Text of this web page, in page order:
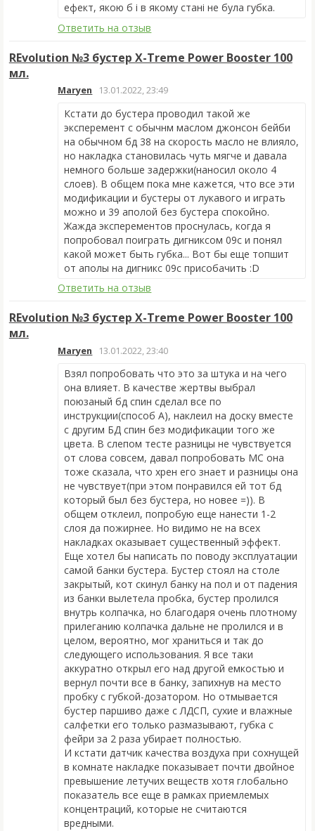
ефект, якою б і в якому стані не була губка.
Ответить на отзыв
REvolution №3 бустер X-Treme Power Booster 100
мл.
Maryen 13.01.2022, 23:49
Кстати до бустера проводил такой же
эксперемент с обычнм маслом джонсон бейби
на обычном бд 38 на скорость масло не влияло,
но накладка становилась чуть мягче и давала
немного больше задержки(наносил около 4
слоев). В общем пока мне кажется, что все эти
модификации и бустеры от лукавого и играть
можно и 39 аполой без бустера спокойно.
Жажда эксперементов проснулась, когда я
попробовал поиграть дигниксом 09с и понял
какой может быть губка... Вот бы еще топшит
от аполы на дигникс 09с присобачить :D
Ответить на отзыв
REvolution №3 бустер X-Treme Power Booster 100
мл.
Maryen 13.01.2022, 23:40
Взял попробовать что это за штука и на чего
она влияет. В качестве жертвы выбрал
поюзаный бд спин сделал все по
инструкции(способ А), наклеил на доску вместе
с другим БД спин без модификации того же
цвета. В слепом тесте разницы не чувствуется
от слова совсем, давал попробовать МСона
тоже сказала, что хрен его знает и разницы она
не чувствует(при этом понравился ей тот бд
который был без бустера, но новее =)). В
общем отклеил, попробую еще нанести 1-2
слоя да пожирнее. Но видимо не на всех
накладках оказывает существенный эффект.
Еще хотел бы написать по поводу эксплуатации
самой банки бустера. Бустер стоял на столе
закрытый, кот скинул банку на пол и от падения
из банки вылетела пробка, бустер пролился
внутрь колпачка, но благодаря очень плотному
прилеганию колпачка дальне не пролился и в
целом, вероятно, мог храниться и так до
следующего использования. Я все таки
аккуратно открыл его над другой емкостью и
вернул почти все в банку, запихнув на место
пробку сгубкой-дозатором. Но отмывается
бустер паршиво даже с ЛДСП, сухие и влажные
салфетки его только размазывают, губка с
фейри за 2 раза убирает полностью.
И кстати датчик качества воздуха при сохнущей
в комнате накладке показывает почти двойное
превышение летучих веществ хотя глобально
показатель все еще в рамках приемлемых
концентраций, которые не считаются
вредными.